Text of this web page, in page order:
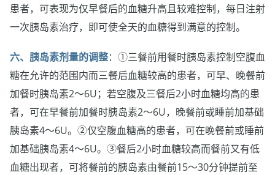
患者，可表现为仅早餐后的血糖升高且较难控制，每日注射
一次胰岛素治疗，即可使全天的血糖得到满意的控制。
六、胰岛素剂量的调整：①三餐前用餐时胰岛素控制空腹血
糖在允许的范围内而三餐后血糖较高的患者，可早、晚餐前
加餐时胰岛素2～6U；若空腹及三餐后2小时血糖均高的患
者，可在早餐前加餐时胰岛素2～6U，晚餐前或睡前加基础
胰岛素4～6U。②仅空腹血糖高的患者，可在晚餐前或睡前
加基础胰岛素4～6U。③餐后2小时血糖较高而餐前又有低
血糖出现者，可将餐前的胰岛素由餐前15～30分钟提前至